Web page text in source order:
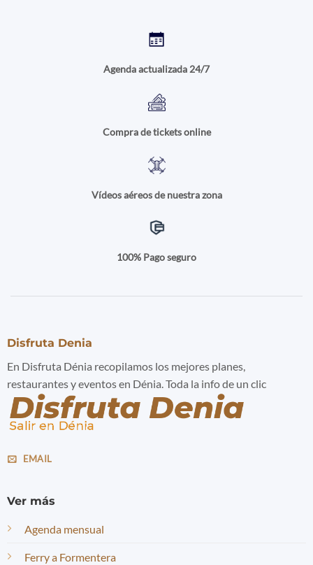
Agenda actualizada 24/7
Compra de tickets online
Vídeos aéreos de nuestra zona
100% Pago seguro
Disfruta Denia
En Disfruta Dénia recopilamos los mejores planes,
restaurantes y eventos en Dénia. Toda la info de un clic
EMAIL
Ver más
Agenda mensual
Ferry a Formentera